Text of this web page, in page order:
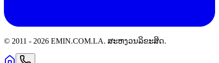
© 2011 - 2026 EMIN.COM.LA. ສະຫງວນລິຂະສິດ.